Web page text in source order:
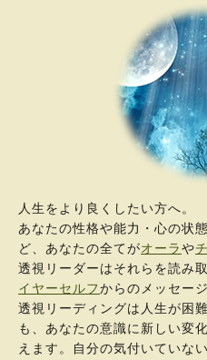
人生をより良くしたい方へ。
あなたの性格や能力・心の状
ど、あなたの全てがオーラや
透視リーダーはそれらを読み
イヤーセルフからのメッセー
透視リーディングは人生が困
も、あなたの意識に新しい変
えます。自分の気付いていな